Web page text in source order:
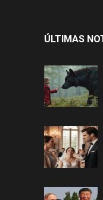
ÚLTIMAS